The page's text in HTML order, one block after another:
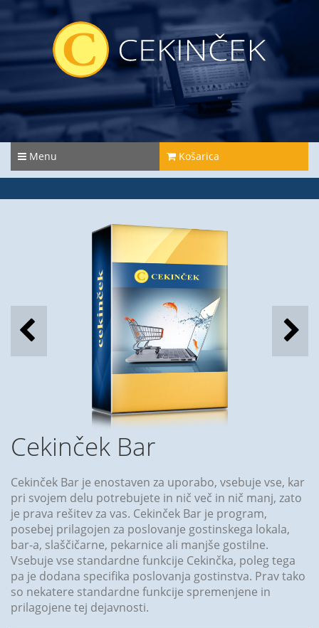
Menu Košarica
Cekinček Bar
Cekinček Bar je enostaven za uporabo, vsebuje vse, kar
pri svojem delu potrebujete in nič več in nič manj, zato
je prava rešitev za vas. Cekinček Bar je program,
posebej prilagojen za poslovanje gostinskega lokala,
bar-a, slaščičarne, pekarnice ali manjše gostilne.
Vsebuje vse standardne funkcije Cekinčka, poleg tega
pa je dodana specifika poslovanja gostinstva. Prav tako
so nekatere standardne funkcije spremenjene in
prilagojene tej dejavnosti.